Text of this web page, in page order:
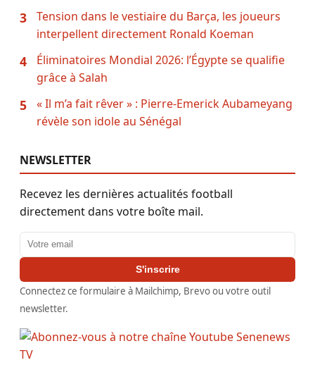
3
Tension dans le vestiaire du Barça, les joueurs
interpellent directement Ronald Koeman
4
Éliminatoires Mondial 2026: l’Égypte se qualifie
grâce à Salah
5
« Il m’a fait rêver » : Pierre-Emerick Aubameyang
révèle son idole au Sénégal
NEWSLETTER
Recevez les dernières actualités football
directement dans votre boîte mail.
Adresse email
S'inscrire
Connectez ce formulaire à Mailchimp, Brevo ou votre outil
newsletter.